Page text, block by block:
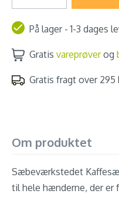
På lager - 1-3 dages
Gratis vareprøverog
Gratis fragt over 295
Om produktet
Sæbeværkstedet
til hele hænderne, der er